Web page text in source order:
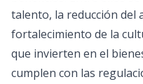
talento, la reducción del
fortalecimiento de la
que invierten en el
cumplen con las